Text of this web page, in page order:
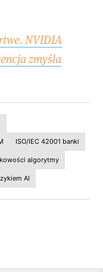
NVIDIA
zmyśla
ISO/IEC 42001 banki
algorytmy
AI